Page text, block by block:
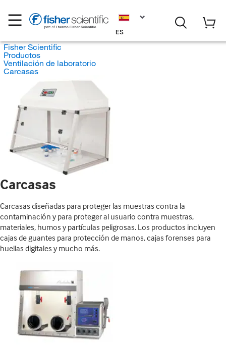
ES
Fisher Scientific
Productos
Ventilación de laboratorio
Carcasas
Carcasas
Carcasas diseñadas para proteger las muestras contra la
contaminación y para proteger al usuario contra muestras,
materiales, humos y partículas peligrosas. Los productos incluyen
cajas de guantes para protección de manos, cajas forenses para
huellas digitales y mucho más.